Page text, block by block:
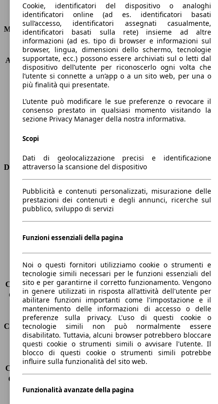
Consumi
Motore e Prestazioni
KW (PS)
258 kW (351 PS)
Accelerazione (0-100 km/h) 4.7s
Velocità massima (km/h)
266 km/h
Numero di marce
6
Cilindrata
2261 ccm
Carburante
Benzina
Trasmissione
Dimensioni
Lunghezza
4360 mm
Altezza
1470 mm
Larghezza
1860 mm
Passo
2650 mm
Carico massimo
-
Porte
5
Sedili
5
Carico sul tetto
-
Capacità di traino (senza freni) -
Capacità di traino (con freni)
-
Volume del bagagliaio
363 - 1262 l
Consumi
Emissioni di CO2*
175 g/km (komb.)
Consumo (urbano)
10.0 l/100km
Consumo (extra-urbano)
Consumo (combinato)*
Classe di emissione
Euro 6
Cookie, identificatori del dispositivo o analoghi
identificatori online (ad es. identificatori basati
sull’accesso, identificatori assegnati casualmente,
identificatori basati sulla rete) insieme ad altre
informazioni (ad es. tipo di browser e informazioni sul
browser, lingua, dimensioni dello schermo, tecnologie
supportate, ecc.) possono essere archiviati sul o letti dal
dispositivo dell’utente per riconoscerlo ogni volta che
l’utente si connette a un’app o a un sito web, per una o
più finalità qui presentate.
L’utente può modificare le sue preferenze o revocare il
consenso prestato in qualsiasi momento visitando la
sezione Privacy Manager della nostra informativa.
Scopi
Dati di geolocalizzazione precisi e identificazione
attraverso la scansione del dispositivo
Pubblicità e contenuti personalizzati, misurazione delle
prestazioni dei contenuti e degli annunci, ricerche sul
pubblico, sviluppo di servizi
Funzioni essenziali della pagina
Noi o questi fornitori utilizziamo cookie o strumenti e
tecnologie simili necessari per le funzioni essenziali del
sito e per garantirne il corretto funzionamento. Vengono
in genere utilizzati in risposta all'attività dell'utente per
abilitare funzioni importanti come l'impostazione e il
mantenimento delle informazioni di accesso o delle
preferenze sulla privacy. L'uso di questi cookie o
tecnologie simili non può normalmente essere
disabilitato. Tuttavia, alcuni browser potrebbero bloccare
questi cookie o strumenti simili o avvisare l'utente. Il
blocco di questi cookie o strumenti simili potrebbe
influire sulla funzionalità del sito web.
Funzionalità avanzate della pagina